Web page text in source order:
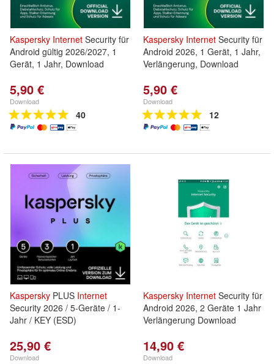
Kaspersky Internet Security für
Android gültig 2026/2027, 1
Gerät, 1 Jahr, Download
5,90 €
Download
40
Kaspersky Internet Security für
Android 2026, 1 Gerät, 1 Jahr,
Verlängerung, Download
5,90 €
Download
12
Kaspersky PLUS Internet
Security 2026 / 5-Geräte / 1-
Jahr / KEY (ESD)
25,90 €
Download
Kaspersky Internet Security für
Android 2026, 2 Geräte 1 Jahr
Verlängerung Download
14,90 €
Download